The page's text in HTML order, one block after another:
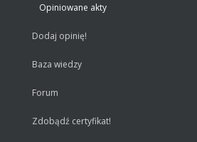
Opiniowane akty
Dodaj opinię!
Baza wiedzy
Forum
Zdobądź certyfikat!